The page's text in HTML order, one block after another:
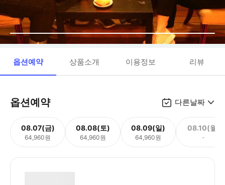
옵션예약 상품소개 이용정보 리뷰
옵션예약 다른날짜
08.07(금)
64,960원
08.08(토)
64,960원
08.09(일)
64,960원
08.10(월)
-